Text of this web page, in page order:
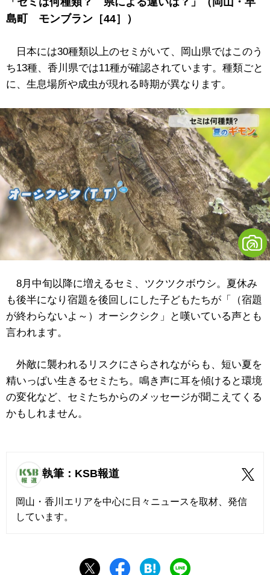
島町 モンブラン［44］）
日本には30種類以上のセミがいて、岡山県ではこのう
ち13種、香川県では11種が確認されています。種類ごと
に、生息場所や成虫が現れる時期が異なります。
8月中旬以降に増えるセミ、ツクツクボウシ。夏休み
も後半になり宿題を後回しにした子どもたちが「（宿題
が終わらないよ～）オーシクシク」と嘆いている声とも
言われます。
外敵に襲われるリスクにさらされながらも、短い夏を
精いっぱい生きるセミたち。鳴き声に耳を傾けると環境
の変化など、セミたちからのメッセージが聞こえてくる
かもしれません。
執筆：KSB報道
岡山・香川エリアを中心に日々ニュースを取材、発信
しています。